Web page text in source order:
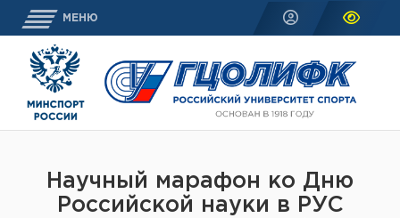
МЕНЮ
Научный марафон ко Дню
Российской науки в РУС